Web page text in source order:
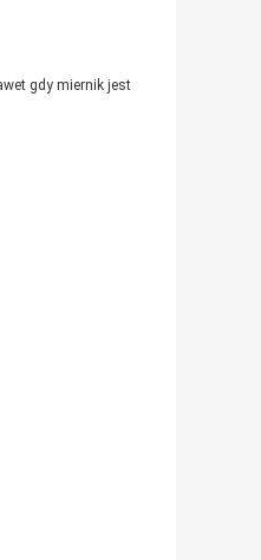
gdy miernik jest